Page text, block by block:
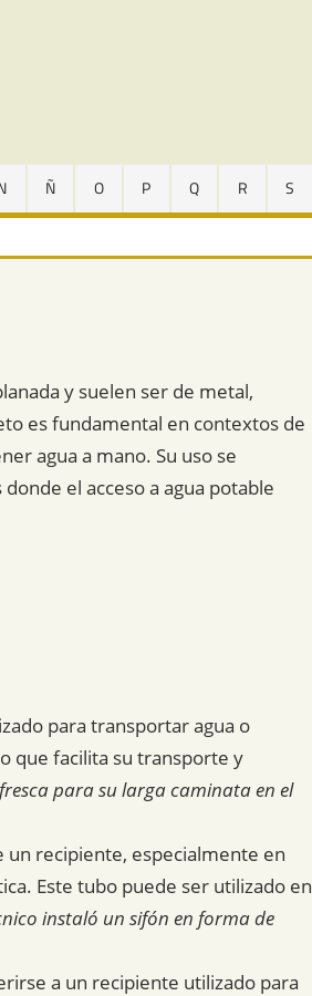
Ñ O P Q R S
y suelen ser de metal,
es fundamental en contextos de
agua a mano. Su uso se
el acceso a agua potable
para transportar agua o
que facilita su transporte y
para su larga caminata en el
recipiente, especialmente en
Este tubo puede ser utilizado en
instaló un sifón en forma de
a un recipiente utilizado para